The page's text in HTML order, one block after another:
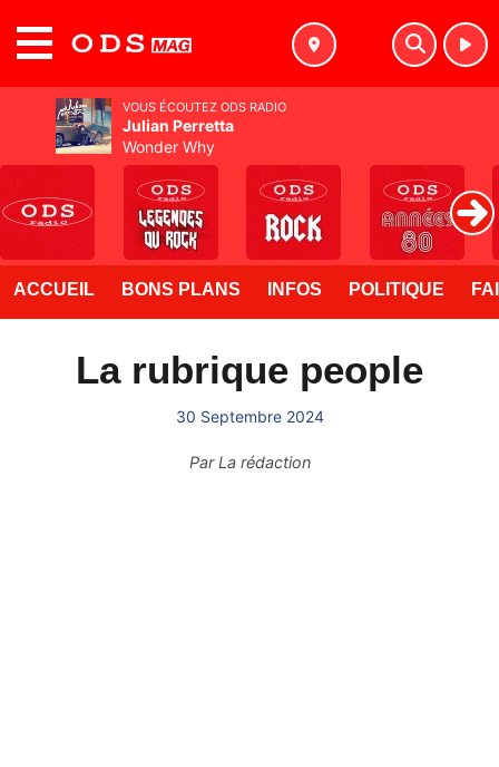
ACCUEIL BONS PLANS INFOS POLITIQUE
La rubrique people
30 Septembre 2024
ParLa rédaction
VOUS ÉCOUTEZ ODS RADIO
Julian Perretta
Wonder Why